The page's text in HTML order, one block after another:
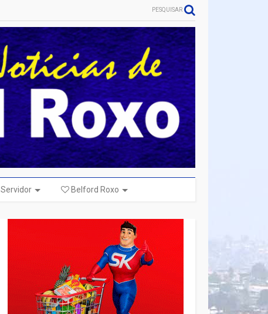
PESQUISAR
Servidor Belford Roxo